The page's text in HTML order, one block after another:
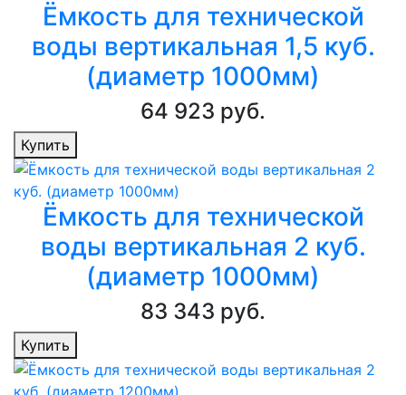
Ёмкость для технической
воды вертикальная 1,5 куб.
(диаметр 1000мм)
64 923 руб.
Купить
Ёмкость для технической
воды вертикальная 2 куб.
(диаметр 1000мм)
83 343 руб.
Купить